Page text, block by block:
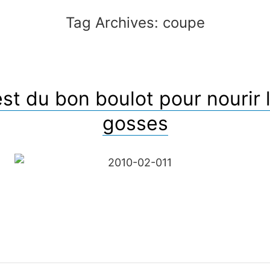
Tag Archives: coupe
du bon boulot pour nourir
gosses